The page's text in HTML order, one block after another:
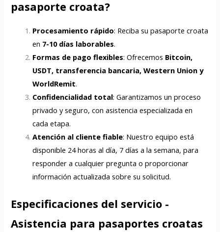
pasaporte croata?
Procesamiento rápido: Reciba su pasaporte croata
en 7-10 días laborables.
Formas de pago flexibles: Ofrecemos Bitcoin,
USDT, transferencia bancaria, Western Union y
WorldRemit.
Confidencialidad total: Garantizamos un proceso
privado y seguro, con asistencia especializada en
cada etapa.
Atención al cliente fiable: Nuestro equipo está
disponible 24 horas al día, 7 días a la semana, para
responder a cualquier pregunta o proporcionar
información actualizada sobre su solicitud.
Especificaciones del servicio -
Asistencia para pasaportes croatas